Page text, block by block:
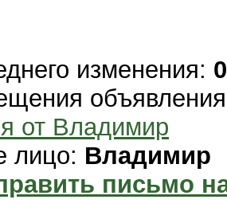
изменения:
от Владимир
лицо: Владимир
письмо